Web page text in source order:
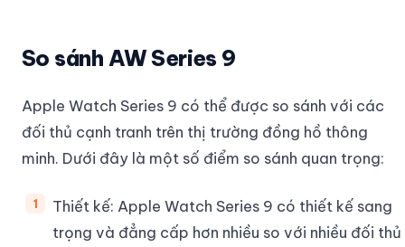
So sánh AW Series 9
Apple Watch Series 9 có thể được so sánh với các
đối thủ cạnh tranh trên thị trường đồng hồ thông
minh. Dưới đây là một số điểm so sánh quan trọng:
Thiết kế: Apple Watch Series 9 có thiết kế sang
trọng và đẳng cấp hơn nhiều so với nhiều đối thủ